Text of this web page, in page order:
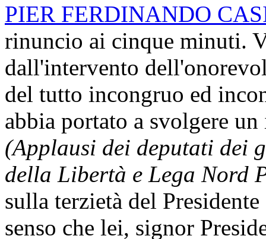
PIER FERDINANDO
rinuncio ai cinque minuti.
dall'intervento
del tutto incongruo ed
abbia portato a svolgere
(Applausi dei deputati dei
della Libertà e Lega Nord
sulla terzietà del
senso che lei, signor